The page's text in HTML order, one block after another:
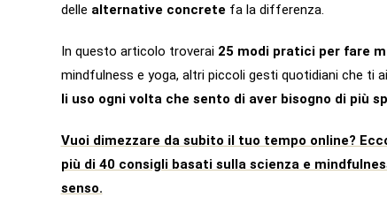
delle alternative concrete fa la differenza.
In questo articolo troverai 25 modi pratici per fare
mindfulness e yoga, altri piccoli gesti quotidiani che ti
li uso ogni volta che sento di aver bisogno di più
Vuoi dimezzare da subito il tuo tempo online?
più di 40 consigli basati sulla scienza e
senso.